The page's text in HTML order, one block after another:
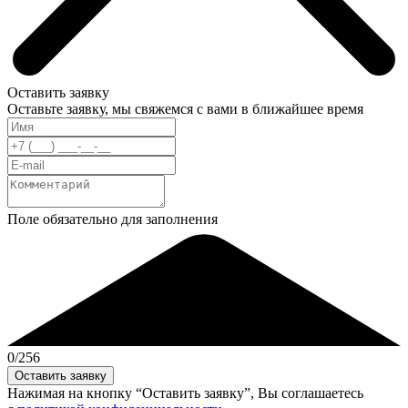
Оставить заявку
Оставьте заявку, мы свяжемся с вами в ближайшее время
Поле обязательно для заполнения
0/256
Нажимая на кнопку “Оставить заявку”, Вы соглашаетесь